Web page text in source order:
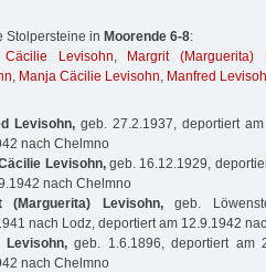
Stolpersteine in Moorende 6-8:
Cäcilie Levisohn, Margrit (Marguerita)
, Manja Cäcilie Levisohn, Manfred
Levisohn,geb. 27.2.1937, deportiert
nach Chelmno
Levisohn,geb. 16.12.1929,
nach Chelmno
(Marguerita) Levisohn,geb.
nach Lodz, deportiert am 12.9.1942
Levisohn,geb. 1.6.1896, deportiert am
nach Chelmno